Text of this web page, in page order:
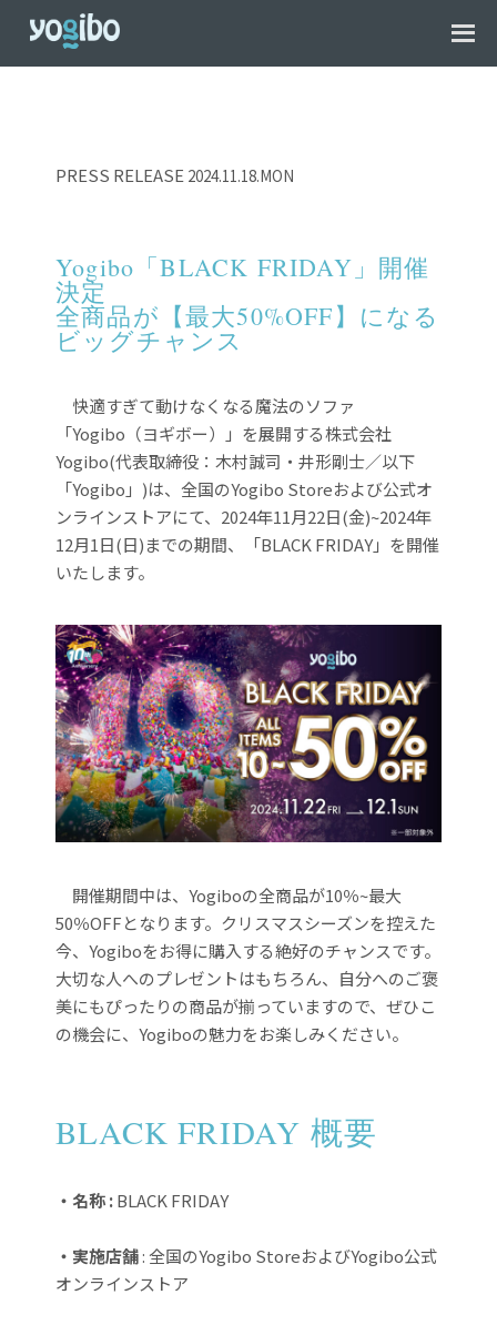
PRESS RELEASE 2024.11.18.MON
Yogibo「BLACK FRIDAY」開催
決定
全商品が【最大50%OFF】になる
ビッグチャンス
快適すぎて動けなくなる魔法のソファ
「Yogibo（ヨギボー）」を展開する株式会社
Yogibo(代表取締役：木村誠司・井形剛士／以下
「Yogibo」)は、全国のYogibo Storeおよび公式オ
ンラインストアにて、2024年11月22日(金)~2024年
12月1日(日)までの期間、「BLACK FRIDAY」を開催
いたします。
開催期間中は、Yogiboの全商品が10％~最大
50％OFFとなります。クリスマスシーズンを控えた
今、Yogiboをお得に購入する絶好のチャンスです。
大切な人へのプレゼントはもちろん、自分へのご褒
美にもぴったりの商品が揃っていますので、ぜひこ
の機会に、Yogiboの魅力をお楽しみください。
BLACK FRIDAY 概要
・名称 :BLACK FRIDAY
・実施店舗: 全国のYogibo StoreおよびYogibo公式
オンラインストア